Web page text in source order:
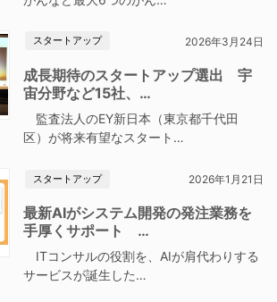
スタートアップ 2026年3月24日
成長期待のスタートアップ選出 宇
宙分野など15社、…
監査法人のEY新日本（東京都千代田
区）が将来有望なスタート…
スタートアップ 2026年1月21日
最新AIがシステム開発の発注業務を
手厚くサポート …
ITコンサルの役割を、AIが肩代わりする
サービスが誕生した…